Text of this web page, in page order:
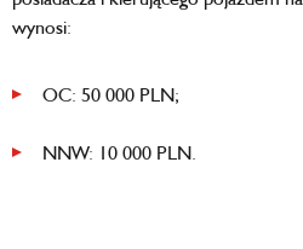
wynosi:
OC: 50 000 PLN;
NNW: 10 000 PLN.